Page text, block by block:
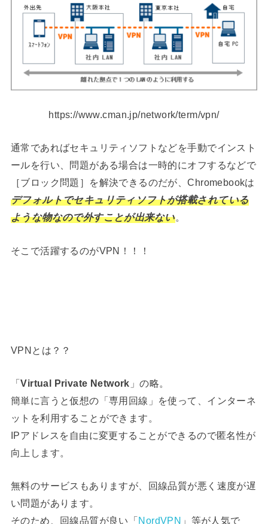
https://www.cman.jp/network/term/vpn/
通常であればセキュリティソフトなどを手動でインスト
ールを行い、問題がある場合は一時的にオフするなどで
［ブロック問題］を解決できるのだが、Chromebookは
デフォルトでセキュリティソフトが搭載されている
ような物なので外すことが出来ない。
そこで活躍するのがVPN！！！
VPNとは？？
「Virtual Private Network 」の略。
簡単に言うと仮想の「専用回線」を使って、インターネ
ットを利用することができます。
IPアドレスを自由に変更することができるので匿名性が
向上します。
無料のサービスもありますが、回線品質が悪く速度が遅
い問題があります。
そのため、回線品質が良い「 NordVPN 」等が人気で